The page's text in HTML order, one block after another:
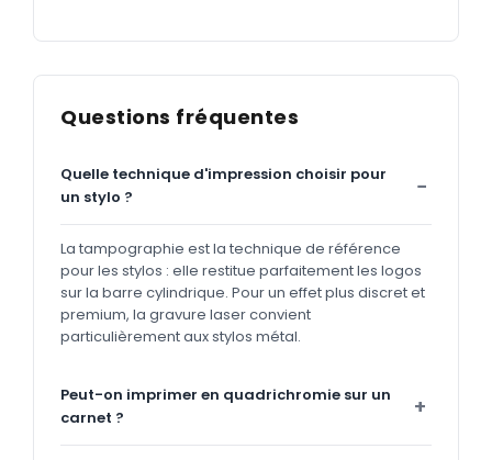
Questions fréquentes
Quelle technique d'impression choisir pour
un stylo ?
La tampographie est la technique de référence
pour les stylos : elle restitue parfaitement les logos
sur la barre cylindrique. Pour un effet plus discret et
premium, la gravure laser convient
particulièrement aux stylos métal.
Peut-on imprimer en quadrichromie sur un
carnet ?